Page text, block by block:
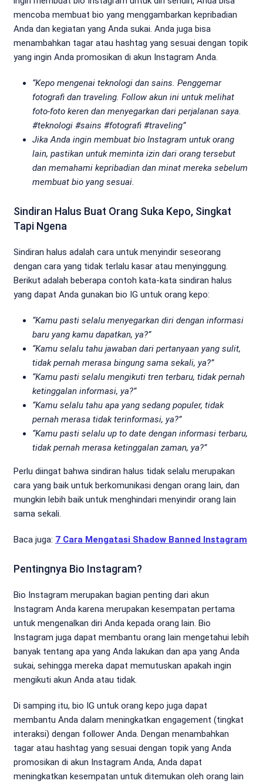
mencoba membuat bio yang menggambarkan kepribadian
Anda dan kegiatan yang Anda sukai. Anda juga bisa
menambahkan tagar atau hashtag yang sesuai dengan topik
yang ingin Anda promosikan di akun Instagram Anda.
“Kepo mengenai teknologi dan sains. Penggemar
fotografi dan traveling. Follow akun ini untuk melihat
foto-foto keren dan menyegarkan dari perjalanan saya.
#teknologi #sains #fotografi #traveling”
Jika Anda ingin membuat bio Instagram untuk orang
lain, pastikan untuk meminta izin dari orang tersebut
dan memahami kepribadian dan minat mereka sebelum
membuat bio yang sesuai.
Sindiran Halus Buat Orang Suka Kepo, Singkat
Tapi Ngena
Sindiran halus adalah cara untuk menyindir seseorang
dengan cara yang tidak terlalu kasar atau menyinggung.
Berikut adalah beberapa contoh kata-kata sindiran halus
yang dapat Anda gunakan bio IG untuk orang kepo:
“Kamu pasti selalu menyegarkan diri dengan informasi
baru yang kamu dapatkan, ya?”
“Kamu selalu tahu jawaban dari pertanyaan yang sulit,
tidak pernah merasa bingung sama sekali, ya?”
“Kamu pasti selalu mengikuti tren terbaru, tidak pernah
ketinggalan informasi, ya?”
“Kamu selalu tahu apa yang sedang populer, tidak
pernah merasa tidak terinformasi, ya?”
“Kamu pasti selalu up to date dengan informasi terbaru,
tidak pernah merasa ketinggalan zaman, ya?”
Perlu diingat bahwa sindiran halus tidak selalu merupakan
cara yang baik untuk berkomunikasi dengan orang lain, dan
mungkin lebih baik untuk menghindari menyindir orang lain
sama sekali.
Baca juga: 7 Cara Mengatasi Shadow Banned Instagram
Pentingnya Bio Instagram?
Bio Instagram merupakan bagian penting dari akun
Instagram Anda karena merupakan kesempatan pertama
untuk mengenalkan diri Anda kepada orang lain. Bio
Instagram juga dapat membantu orang lain mengetahui lebih
banyak tentang apa yang Anda lakukan dan apa yang Anda
sukai, sehingga mereka dapat memutuskan apakah ingin
mengikuti akun Anda atau tidak.
Di samping itu, bio IG untuk orang kepo juga dapat
membantu Anda dalam meningkatkan engagement (tingkat
interaksi) dengan follower Anda. Dengan menambahkan
tagar atau hashtag yang sesuai dengan topik yang Anda
promosikan di akun Instagram Anda, Anda dapat
meningkatkan kesempatan untuk ditemukan oleh orang lain